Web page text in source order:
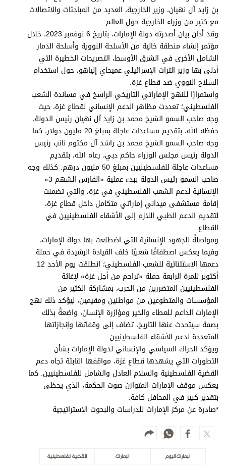
بن زايد آل نهيان، وزير الخارجية، العديد من المباحثات والاتصالات
مع كثير من وزراء الخارجية حول العالم.
وقد أدان بيان أصدرته دولة الإمارات، بتاريخ 6 نوفمبر 2023، خلال
مؤتمر إنشاء منطقة خالية من الأسلحة النووية وأسلحة الدمار
الشامل الأخرى في الشرق الأوسط، التصريحات الخطيرة التي
أدلى بها وزير التراث الإسرائيلي عميحاي إلياهو، حول استخدام
السلاح النووي ضد قطاع غزة.
واستمرارًا للنهج الإماراتي التاريخي الراسخ في مساندة الشعب
الفلسطيني؛ تعددت مظاهر الدعم الإنساني لقطاع غزة، حيث
وجه صاحب السمو الشيخ محمد بن زايد آل نهيان رئيس الدولة،
حفظه الله، بتقديم مساعدات عاجلة بمبلغ 20 مليون دولار، كما
وجه صاحب السمو الشيخ محمد بن راشد آل مكتوم نائب رئيس
الدولة رئيس مجلس الوزراء حاكم دبي، رعاه الله، بتقديم
مساعدات عاجلة للفلسطينيين بمبلغ 50 مليون درهم. كذلك وجه
صاحب السمو رئيس الدولة ببدء عملية «الفارس الشهم 3»
الإنسانية لدعم الشعب الفلسطيني في غزة، والتي تضمنت
إقامة مستشفى ميداني إماراتي متكامل داخل قطاع غزة،
لتقديم الدعم الطبي اللازم إلى الأشقاء الفلسطينيين في
القطاع.
ومواصلةً للجهود الإنسانية التي اضطلعت بها دولة الإمارات،
وفيما يعكس اصطفافًا شعبيًا خلف القيادة الرشيدة في حملة
دعمها الاستثنائية للشعب الفلسطيني؛ انطلقت يوم الأحد 12
أكتوبر للمرة الرابعة حملة «تراحم من أجل غزة» لإغاثة
الفلسطينيين المتضررين من الحرب، بمشاركة الكثير من
المؤسسات والمتطوعين من مواطنين ومقيمين، ليؤكد ذلك نهج
الإمارات الداعم للعطاء والخير ومؤازرة الإنسان، واضعةً بذلك
بصمة سيتحدث عنها التاريخ، تضاف إلى وقفاتها وإنجازاتها
المتعددة لدعم الأشقاء الفلسطينيين.
ويؤكد الحراك السياسي والإنساني لدولة الإمارات بشأن
التطورات التي يشهدها قطاع غزة، مواقفها الثابتة تجاه دعم
القضية الفلسطينية والسلام العادل والشامل للفلسطينيين. كما
يعكس موقف الإمارات المتوازن صوت الحكمة، الذي يحظى
بتقدير كبير في المحافل كافة.
*صادرة عن مركز الإمارات للدراسات والبحوث الاستراتيجية
الإمارات اليوم الإمارات القضية الفلسطينية